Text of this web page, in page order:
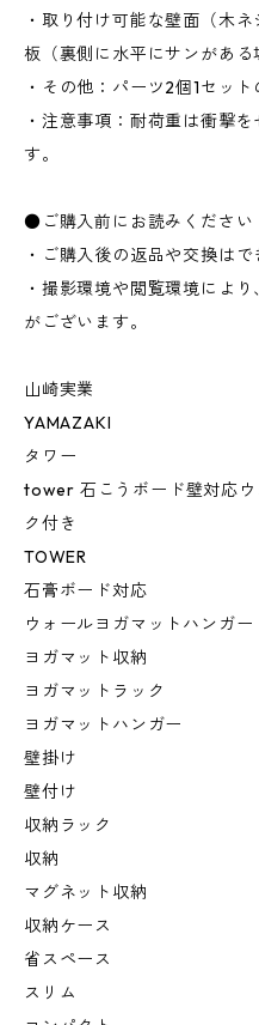
・取り付け可能な壁面（木
板（裏側に水平にサンがある
・その他：パーツ2個1セット
・注意事項：耐荷重は衝撃
す。
●ご購入前にお読みください
・ご購入後の返品や交換はで
・撮影環境や閲覧環境によ
がございます。
山崎実業
YAMAZAKI
タワー
tower 石こうボード壁対応ウ
ク付き
TOWER
石膏ボード対応
ウォールヨガマットハンガー
ヨガマット収納
ヨガマットラック
ヨガマットハンガー
壁掛け
壁付け
収納ラック
収納
マグネット収納
収納ケース
省スペース
スリム